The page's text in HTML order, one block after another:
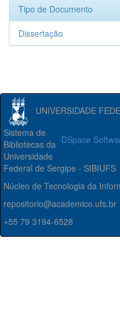
Tipo de Documento
Dissertação
UNIVERSIDADE
DSpace
Sistema de
Bibliotecas da
Universidade
Federal de Sergipe - SIBIUFS
Núcleo de Tecnologia da
repositorio@academico.ufs.br
+55 79 3194-6528